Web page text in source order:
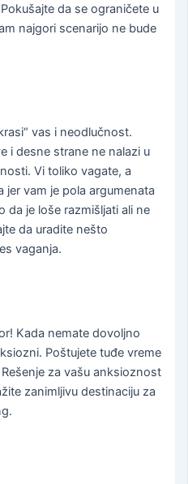
da se ograničete u
najgori scenarijo ne bude
vas i neodlučnost.
i desne strane ne nalazi u
Vi toliko vagate, a
vam je pola argumenata
da je loše razmišljati ali ne
da uradite nešto
vaganja.
Kada nemate dovoljno
Poštujete tuđe vreme
za vašu anksioznost
zanimljivu destinaciju za